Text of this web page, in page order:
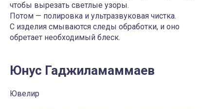
чтобы вырезать светлые узоры.
Потом — полировка и ультразвуковая чистка.
С изделия смываются следы обработки, и оно
обретает необходимый блеск.
Юнус Гаджиламаммаев
Ювелир